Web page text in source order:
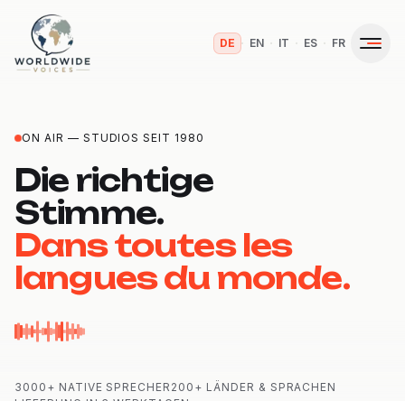
DE · EN · IT · ES · FR
ON AIR — STUDIOS SEIT 1980
Die richtige
Stimme.
Dans toutes les
langues du monde.
3000+ NATIVE SPRECHER 200+ LÄNDER & SPRACHEN